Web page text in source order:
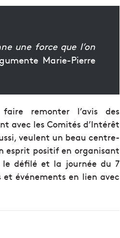
une force que l’on
Marie-Pierre
remonter l’avis des
avec les Comités d’Intérêt
veulent un beau centre-
esprit positif en organisant
le défilé et la journée du 7
et événements en lien avec